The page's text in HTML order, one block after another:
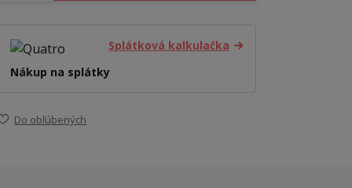
Splátková kalkulačka
Nákup na splátky
Do obľúbených